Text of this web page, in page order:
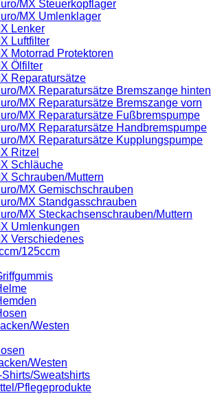
MX Steuerkopflager
MX Umlenklager
Lenker
Luftfilter
Motorrad Protektoren
Ölfilter
Reparatursätze
MX Reparatursätze Bremszange hinten
MX Reparatursätze Bremszange vorn
MX Reparatursätze Fußbremspumpe
MX Reparatursätze Handbremspumpe
MX Reparatursätze Kupplungspumpe
Ritzel
Schläuche
Schrauben/Muttern
MX Gemischschrauben
MX Standgasschrauben
MX Steckachsenschrauben/Muttern
Umlenkungen
Verschiedenes
125ccm
Westen
Westen
Shirts/Sweatshirts
Pflegeprodukte